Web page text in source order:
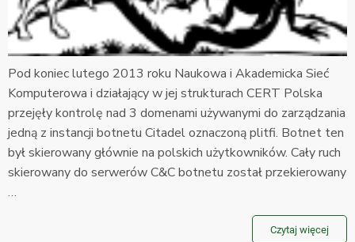
Pod koniec lutego 2013 roku Naukowa i Akademicka Sieć
Komputerowa i działający w jej strukturach CERT Polska
przejęły kontrolę nad 3 domenami używanymi do zarządzania
jedną z instancji botnetu Citadel oznaczoną plitfi. Botnet ten
był skierowany głównie na polskich użytkowników. Cały ruch
skierowany do serwerów C&C botnetu został przekierowany
…
Czytaj więcej